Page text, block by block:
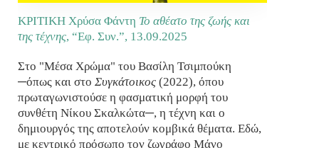
ΚΡΙΤΙΚΗ Χρύσα Φάντη Το αθέατο της ζωής και
της τέχνης, “Εφ. Συν.”, 13.09.2025
Στο "Μέσα Χρώμα" του Βασίλη Τσιμπούκη
─όπως και στο Συγκάτοικος (2022), όπου
πρωταγωνιστούσε η φασματική μορφή του
συνθέτη Νίκου Σκαλκώτα─, η τέχνη και ο
δημιουργός της αποτελούν κομβικά θέματα. Εδώ,
με κεντρικό πρόσωπο τον ζωγράφο Μάνο